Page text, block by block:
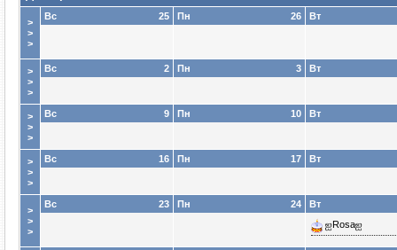
>
>
>
25
Вс 26
Пн Вт
>
>
>
2
Вс 3
Пн Вт
>
>
>
9
Вс 10
Пн Вт
>
>
>
16
Вс 17
Пн Вт
>
>
>
23
Вс 24
Пн
Вт
ஐRosaஐ